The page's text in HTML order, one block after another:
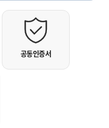
공동인증서